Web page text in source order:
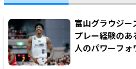
富山グラウジー
プレー経験のあ
人のパワーフォ